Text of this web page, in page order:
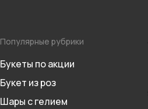
Популярные рубрики
Букеты по акции
Букет из роз
Шары с гелием